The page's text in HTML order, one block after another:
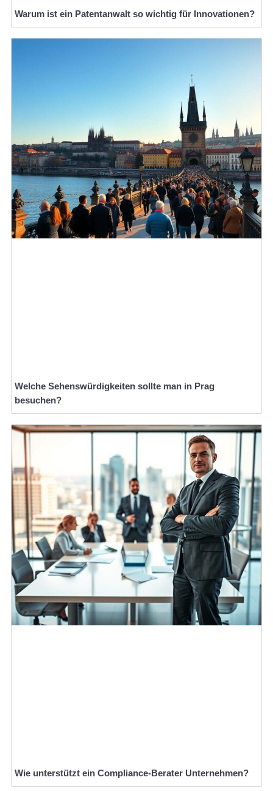
Warum ist ein Patentanwalt so wichtig für Innovationen?
Welche Sehenswürdigkeiten sollte man in Prag
besuchen?
Wie unterstützt ein Compliance-Berater Unternehmen?